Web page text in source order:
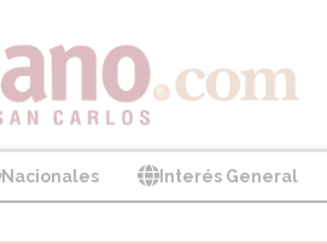
Nacionales Interés General